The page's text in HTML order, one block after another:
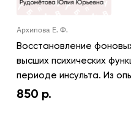
Архипова Е. Ф.
Восстановление
высших психических
периоде инсульта. Из
850 р.